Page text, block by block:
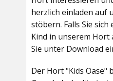
herzlich einladen auf
stöbern. Falls Sie
Kind in unserem Hort
Sie unter Download
Der Hort "Kids Oase"